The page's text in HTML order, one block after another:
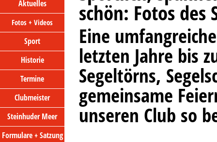
Aktuelles
Fotos + Videos
Sport
Historie
Termine
Clubmeister
Steinhuder Meer
Formulare + Satzung
schön: Fotos des
Eine
letzten Jahre bis
Segeltörns,
gemeinsame
unseren Club so